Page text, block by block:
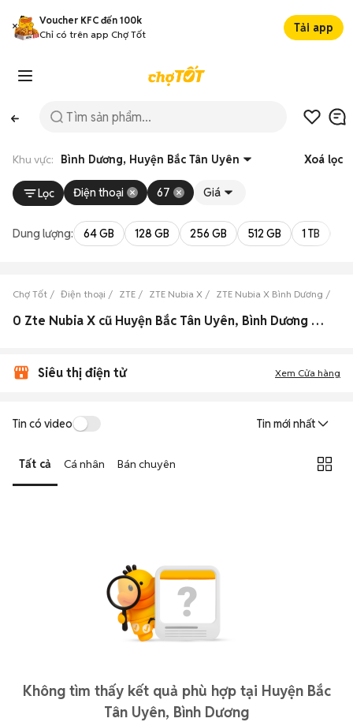
Voucher KFC đến 100k
Chỉ có trên app Chợ Tốt
Tải app
Khu vực: Bình Dương, Huyện Bắc Tân Uyên Xoá lọc
Lọc Điện thoại 67 Giá
Dung lượng: 64 GB 128 GB 256 GB 512 GB 1 TB
Chợ Tốt Điện thoại ZTE ZTE Nubia X ZTE Nubia X Bình Dương
0 Zte Nubia X cũ Huyện Bắc Tân Uyên, Bình Dương đẹp
Siêu thị điện tử Xem Cửa hàng
Tin có video Tin mới nhất
Tất cả Cá nhân Bán chuyên
Không tìm thấy kết quả phù hợp tại Huyện Bắc
Tân Uyên, Bình Dương